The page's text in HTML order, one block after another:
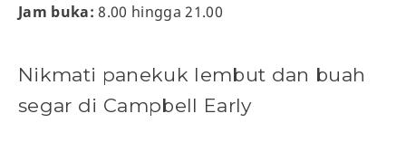
Jam buka: 8.00 hingga 21.00
Nikmati panekuk lembut dan buah
segar di Campbell Early